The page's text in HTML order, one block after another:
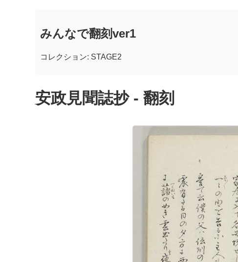
みんなで翻刻ver1
コレクション: STAGE2
安政見聞誌抄 - 翻刻